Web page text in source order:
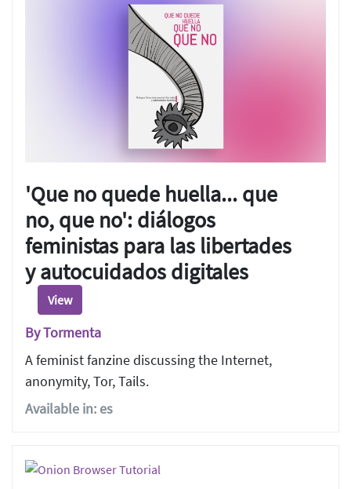
'Que no quede huella... que
no, que no': diálogos
feministas para las libertades
y autocuidados digitales
View
By Tormenta
A feminist fanzine discussing the Internet,
anonymity, Tor, Tails.
Available in: es